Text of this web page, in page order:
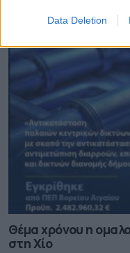
Data Deletion
Θέμα χρόνου η
στη Χίο